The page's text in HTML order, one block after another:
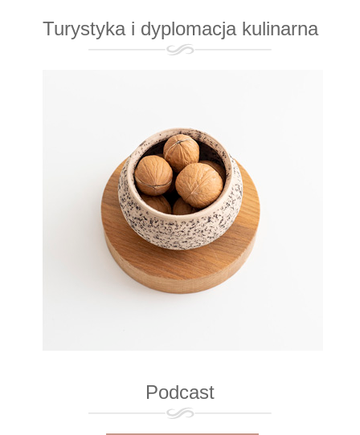
Turystyka i dyplomacja kulinarna
Podcast